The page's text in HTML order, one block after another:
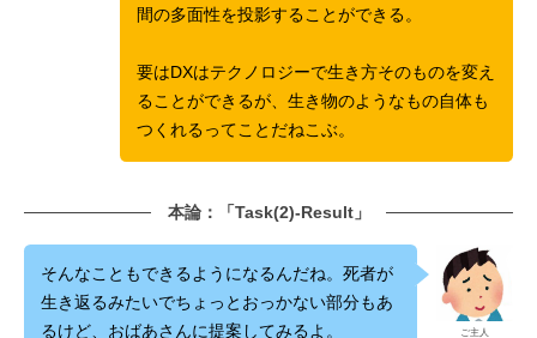
間の多面性を投影することができる。
要はDXはテクノロジーで生き方そのものを変え
ることができるが、生き物のようなもの自体も
つくれるってことだねこぶ。
本論：「Task(2)-Result」
ご主人
そんなこともできるようになるんだね。死者が
生き返るみたいでちょっとおっかない部分もあ
るけど、おばあさんに提案してみるよ。